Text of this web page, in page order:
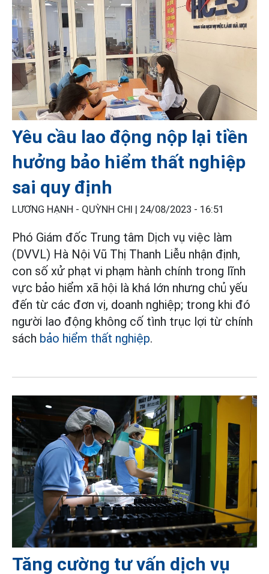
Yêu cầu lao động nộp lại tiền
hưởng bảo hiểm thất nghiệp
sai quy định
LƯƠNG HẠNH - QUỲNH CHI | 24/08/2023 - 16:51
Phó Giám đốc Trung tâm Dịch vụ việc làm
(DVVL) Hà Nội Vũ Thị Thanh Liễu nhận định,
con số xử phạt vi phạm hành chính trong lĩnh
vực bảo hiểm xã hội là khá lớn nhưng chủ yếu
đến từ các đơn vị, doanh nghiệp; trong khi đó
người lao động không cố tình trục lợi từ chính
sách bảo hiểm thất nghiệp.
Tăng cường tư vấn dịch vụ